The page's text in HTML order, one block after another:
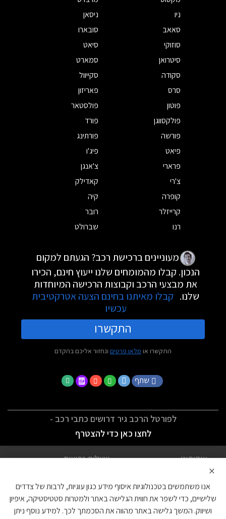
ניו
ניסאן
סאאב
סובארו
סוזוקי
סיאט
סיטרואן
סמארט
סקודה
סקייוול
סרס
פאריזון
פוטון
פולסטאר
פולקסווגן
פורד
פורשה
פורתינג
פיאט
פיג'ו
פרארי
צ'אנגן
צ'רי
קאדילק
קופרה
קיה
קרייזלר
רובר
רנו
שברולט
מעוניינים ברכישת רכב? הגעתם למקום
הנכון. קבלו מהמומחים שלנו ייעוץ חינם, הכירו
את מבצעי הרכב וקבוצות הרכישה המיוחדות
שלנו. קבלו מאיתנו בחינם הצעה אטרקטיבית
עכשיו
התקשרו
התקשרו או מלאו פרטים ונחזור אליכם בהקדם
שתף
לפורטל הרכב גיר דרושים כתבי רכב -
לחצו כאן כדי להצטרף
אודותינו
שאלות נפוצות
הצהרת נגישות
צור קשר
עוגיות
×
אנו משתמשים בטכנולוגיות איסוף מידע כגון עוגיות, לרבות של צדדים
שלישיים, כדי לשפר את חווית הגלישה באתר ולמטרות סטטיסטיקה, איפיון
ושיווק. המשך גלישה באתר מהווה את הסכמתך לכך. למידע נוסף ניתן